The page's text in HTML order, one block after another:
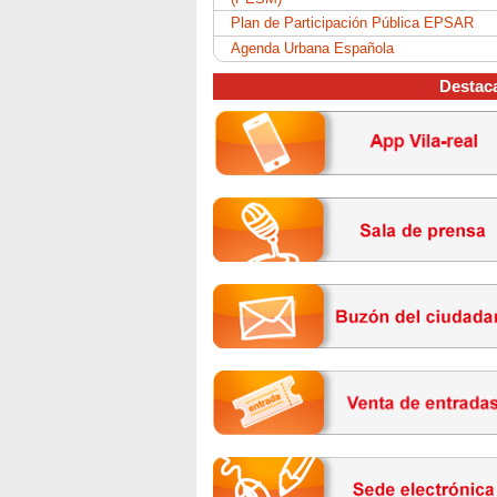
Plan de Participación Pública EPSAR
Agenda Urbana Española